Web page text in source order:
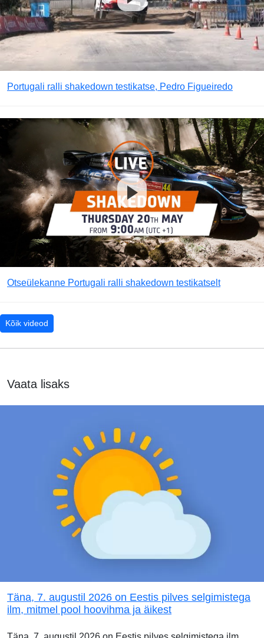
Portugali ralli shakedown testikatse, Pedro Figueiredo
Otseülekanne Portugali ralli shakedown testikatselt
Kõik videod
Vaata lisaks
Täna, 7. augustil 2026 on Eestis pilves selgimistega
ilm, mitmel pool hoovihma ja äikest